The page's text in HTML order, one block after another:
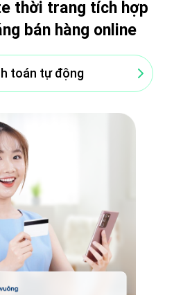
thời trang tích hợp
bán hàng online
toán tự động